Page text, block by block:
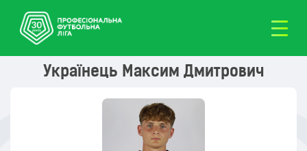
Українець Максим Дмитрович